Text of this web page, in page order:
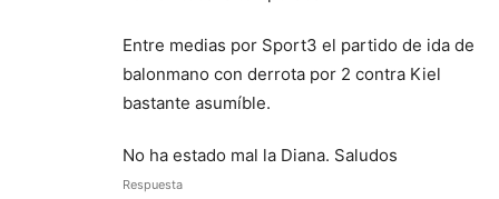
Entre medias por Sport3 el partido de ida de
balonmano con derrota por 2 contra Kiel
bastante asumíble.
No ha estado mal la Diana. Saludos
Respuesta